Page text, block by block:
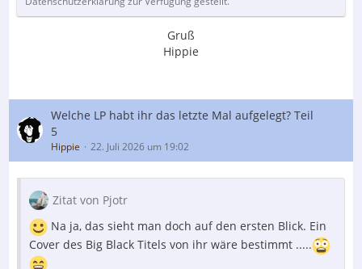
Gruß
Hippie
Welche LP habt ihr das letzte Mal aufgelegt? Teil
5
Hippie 22. Juli 2026 um 19:02
Zitat von Pjotr
Na ja, das sieht man doch auf den ersten Blick. Ein
Cover des Big Black Titels von ihr wäre bestimmt .....